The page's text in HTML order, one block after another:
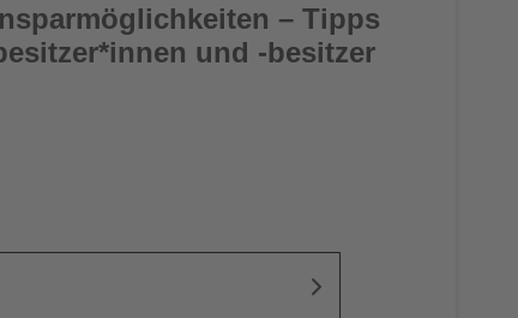
– Tipps
und -besitzer